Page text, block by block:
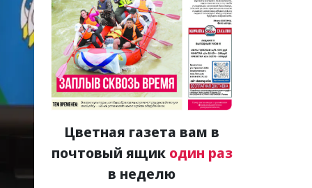
Цветная газета вам в
почтовый ящик один раз
в неделю